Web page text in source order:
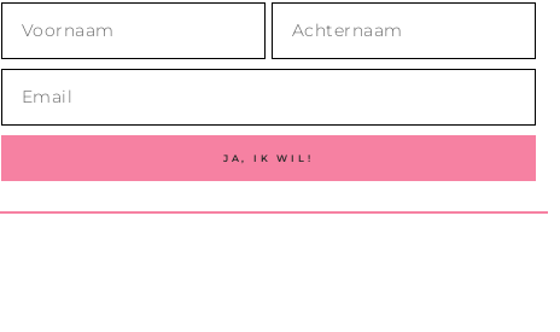
JA, IK WIL!